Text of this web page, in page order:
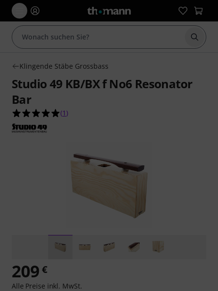
Suche
Klingende Stäbe Grossbass
Studio 49 KB/BX f No6 Resonator
Bar
5.0 von 5 Sternen aus 1 Kundenbewertungen
(1 )
209 €
Alle Preise inkl. MwSt.